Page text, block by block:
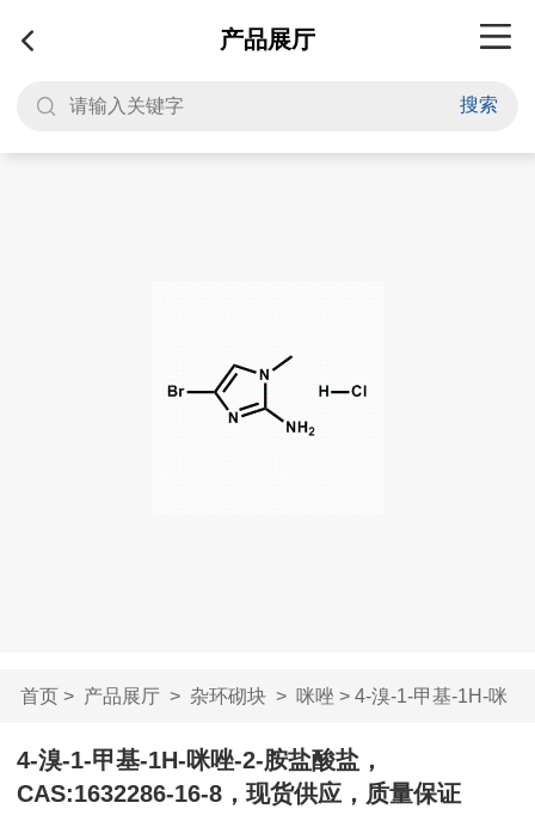
产品展厅
搜索
首页> 产品展厅> 杂环砌块> 咪唑 > 4-溴-1-甲基-1H-咪
唑-2-胺盐酸...
4-溴-1-甲基-1H-咪唑-2-胺盐酸盐，
CAS:1632286-16-8，现货供应，质量保证